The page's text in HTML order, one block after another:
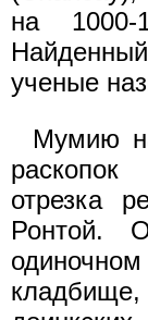
на
ученые
Мумию
раскопок
отрезка
Ронтой.